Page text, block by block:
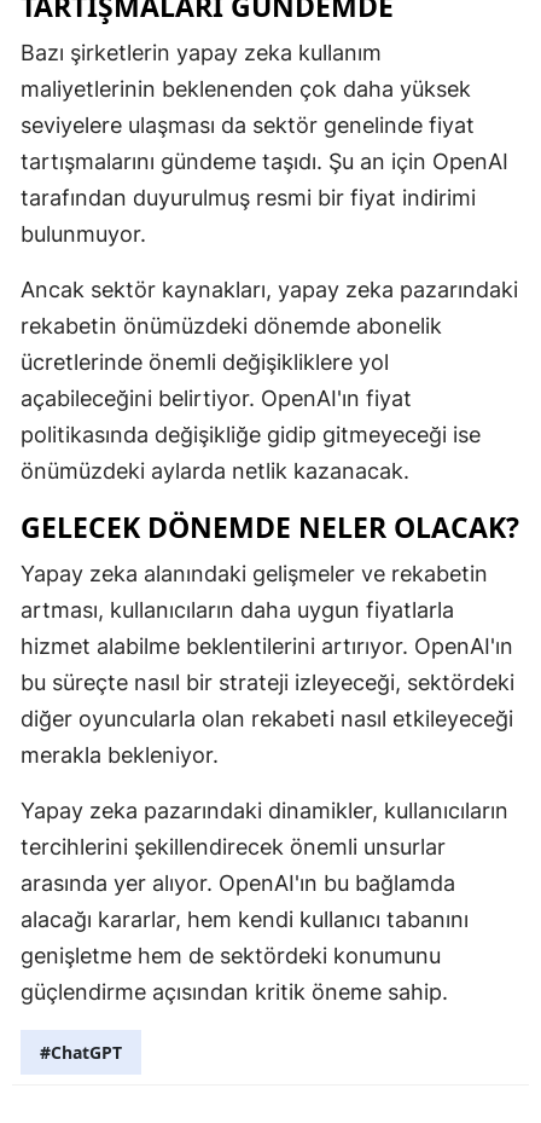
Malatya
Manisa
Niğde
Rize
Sakarya
Samsun
Siirt
Sinop
Tekirdağ
Trabzon
Bazı şirketlerin yapay zeka kullanım
maliyetlerinin beklenenden çok daha yüksek
seviyelere ulaşması da sektör genelinde fiyat
tartışmalarını gündeme taşıdı. Şu an için OpenAI
tarafından duyurulmuş resmi bir fiyat indirimi
bulunmuyor.
Ancak sektör kaynakları, yapay zeka pazarındaki
rekabetin önümüzdeki dönemde abonelik
ücretlerinde önemli değişikliklere yol
açabileceğini belirtiyor. OpenAI'ın fiyat
politikasında değişikliğe gidip gitmeyeceği ise
önümüzdeki aylarda netlik kazanacak.
GELECEK DÖNEMDE NELER OLACAK?
Yapay zeka alanındaki gelişmeler ve rekabetin
artması, kullanıcıların daha uygun fiyatlarla
hizmet alabilme beklentilerini artırıyor. OpenAI'ın
bu süreçte nasıl bir strateji izleyeceği, sektördeki
diğer oyuncularla olan rekabeti nasıl etkileyeceği
merakla bekleniyor.
Yapay zeka pazarındaki dinamikler, kullanıcıların
tercihlerini şekillendirecek önemli unsurlar
arasında yer alıyor. OpenAI'ın bu bağlamda
alacağı kararlar, hem kendi kullanıcı tabanını
genişletme hem de sektördeki konumunu
güçlendirme açısından kritik öneme sahip.
#ChatGPT